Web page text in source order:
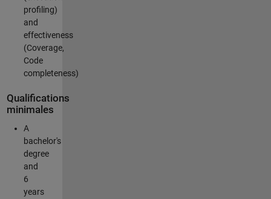
profiling)
and
effectiveness
(Coverage,
Code
completeness)
Qualifications
minimales
A
bachelor's
degree
and
6
years